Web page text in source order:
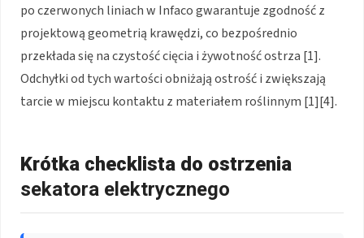
po czerwonych liniach w Infaco gwarantuje zgodność z
projektową geometrią krawędzi, co bezpośrednio
przekłada się na czystość cięcia i żywotność ostrza [1].
Odchyłki od tych wartości obniżają ostrość i zwiększają
tarcie w miejscu kontaktu z materiałem roślinnym [1][4].
Krótka checklista do ostrzenia
sekatora elektrycznego